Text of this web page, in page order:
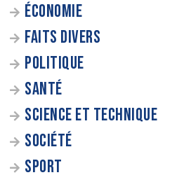
ÉCONOMIE
FAITS DIVERS
POLITIQUE
SANTÉ
SCIENCE ET TECHNIQUE
SOCIÉTÉ
SPORT